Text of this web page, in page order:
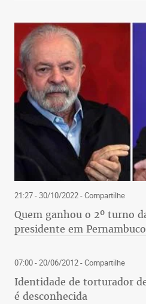
21:27 - 30/10/2022- Compartilhe
Quem ganhou o 2º turno
presidente em Pernambuco
07:00 - 20/06/2012- Compartilhe
Identidade de torturador
é desconhecida